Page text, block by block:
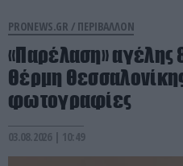
PRONEWS.GR / ΠΕΡΙΒΑΛΛΟΝ
«Παρέλαση» αγέλης
Θέρμη
φωτογραφίες
03.08.2026 | 10:49